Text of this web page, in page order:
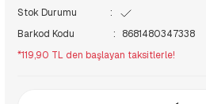
Stok Durumu
Barkod Kodu
8681480347338
*119,90 TL den başlayan taksitlerle!